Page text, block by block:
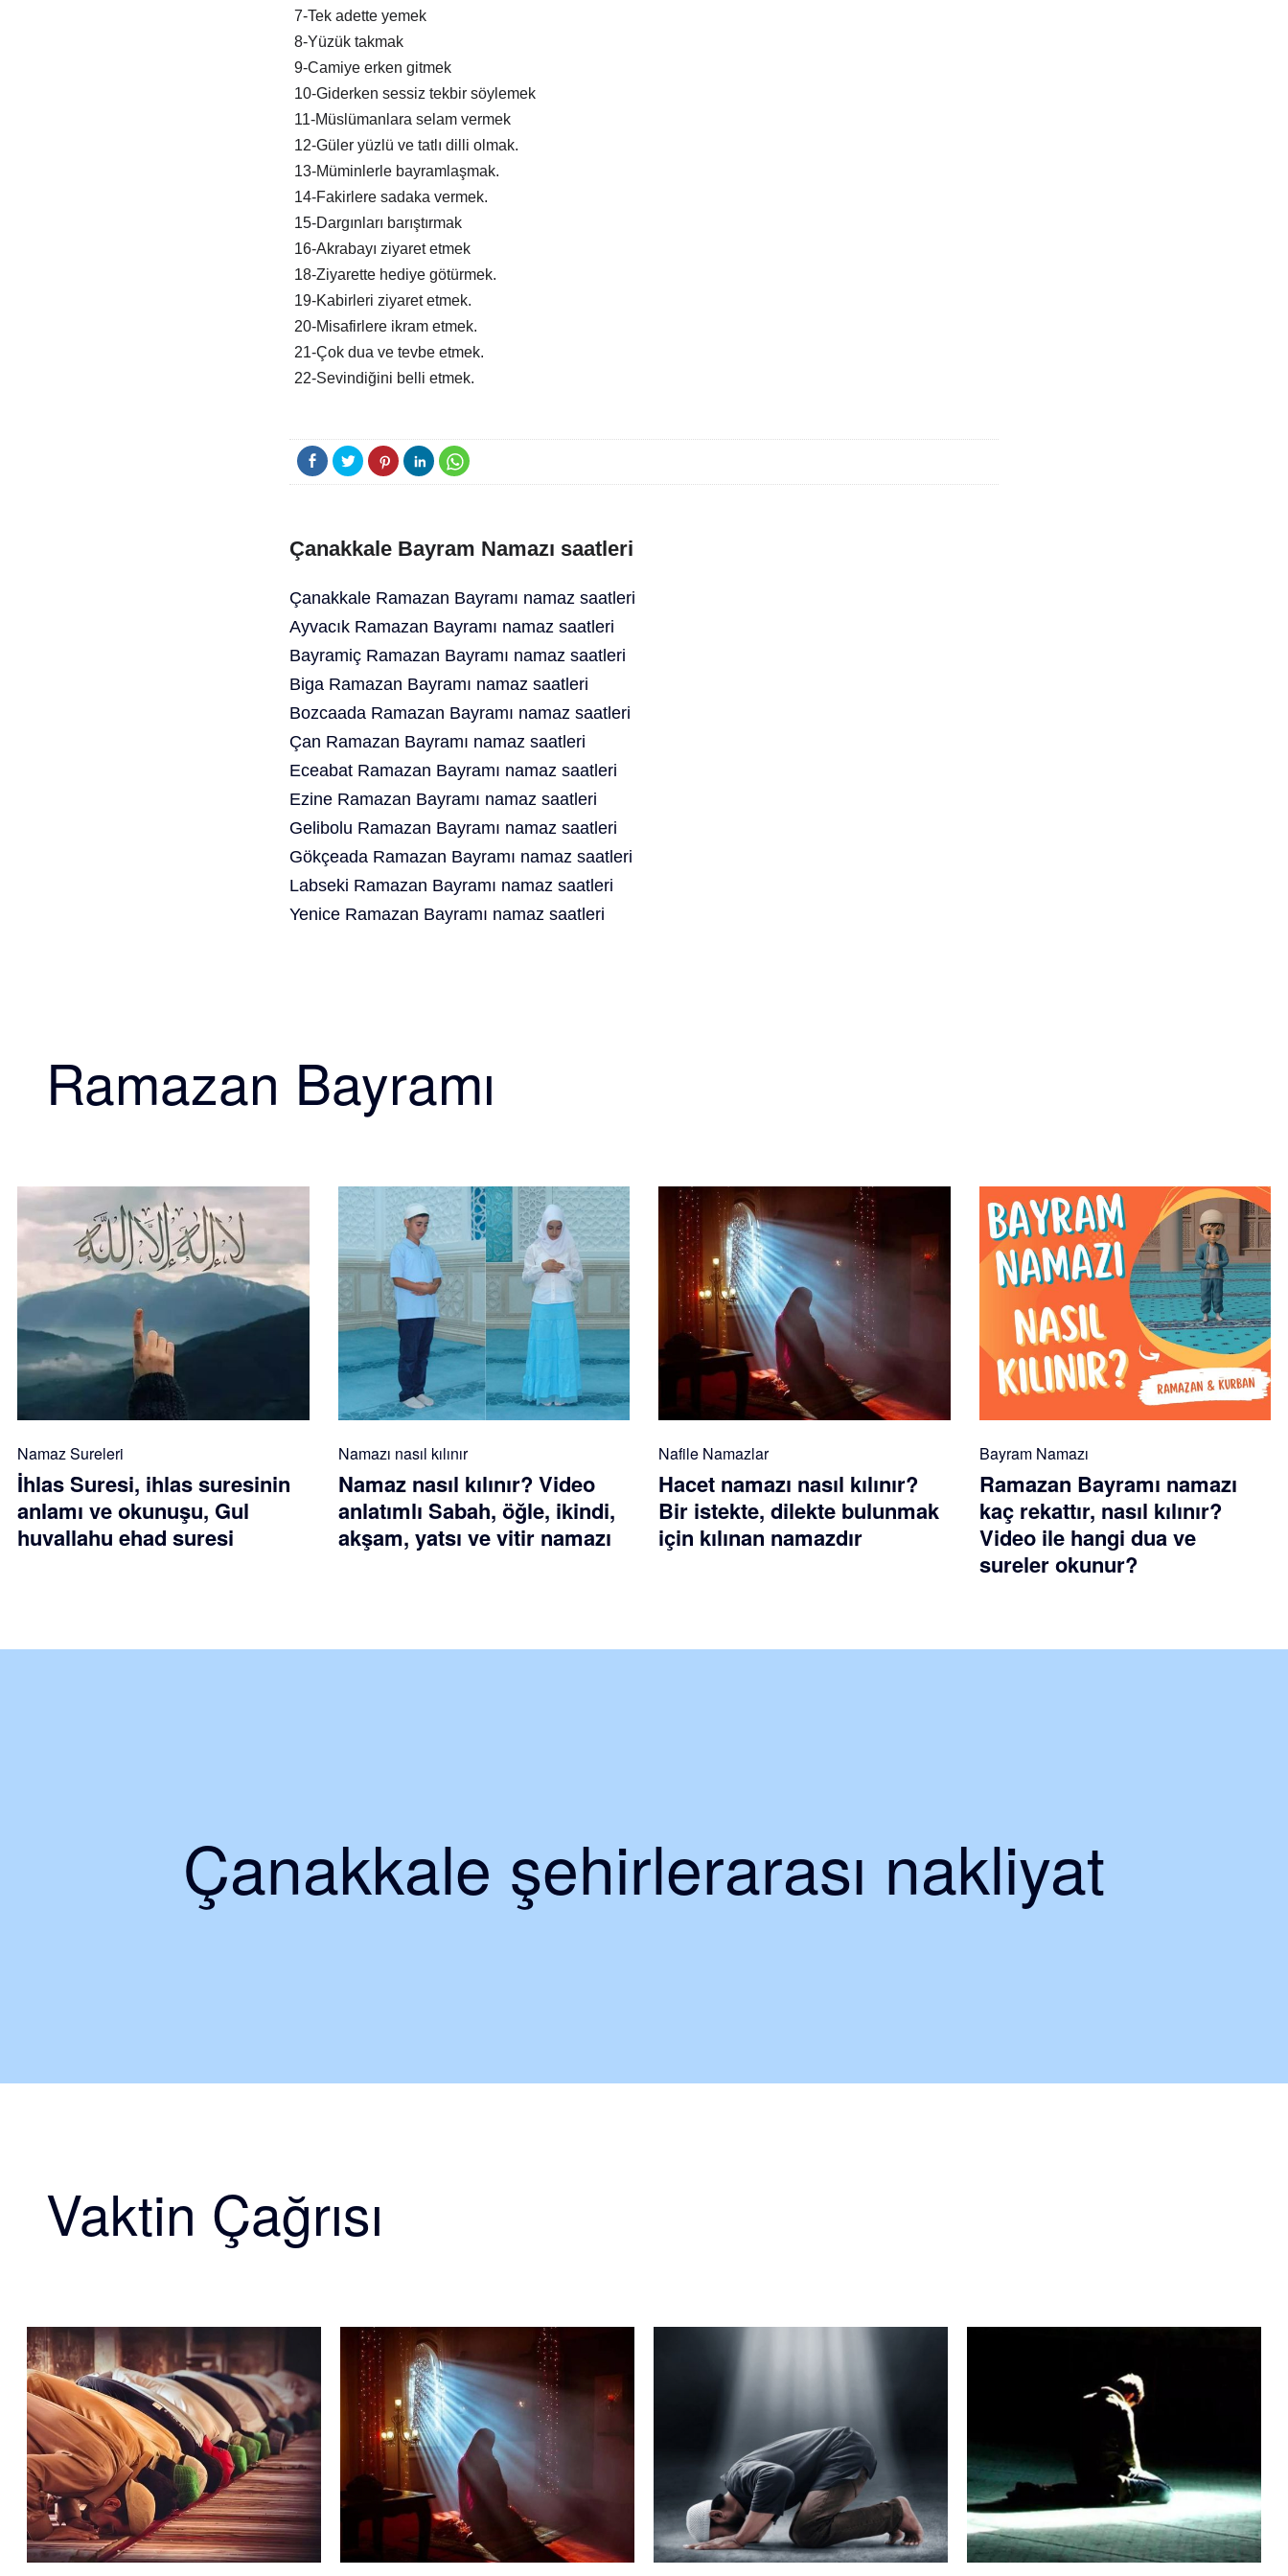
7-Tek adette yemek
8-Yüzük takmak
9-Camiye erken gitmek
10-Giderken sessiz tekbir söylemek
11-Müslümanlara selam vermek
12-Güler yüzlü ve tatlı dilli olmak.
13-Müminlerle bayramlaşmak.
14-Fakirlere sadaka vermek.
15-Dargınları barıştırmak
16-Akrabayı ziyaret etmek
18-Ziyarette hediye götürmek.
19-Kabirleri ziyaret etmek.
20-Misafirlere ikram etmek.
21-Çok dua ve tevbe etmek.
22-Sevindiğini belli etmek.
Çanakkale Bayram Namazı saatleri
Çanakkale Ramazan Bayramı namaz saatleri
Ayvacık Ramazan Bayramı namaz saatleri
Bayramiç Ramazan Bayramı namaz saatleri
Biga Ramazan Bayramı namaz saatleri
Bozcaada Ramazan Bayramı namaz saatleri
Çan Ramazan Bayramı namaz saatleri
Eceabat Ramazan Bayramı namaz saatleri
Ezine Ramazan Bayramı namaz saatleri
Gelibolu Ramazan Bayramı namaz saatleri
Gökçeada Ramazan Bayramı namaz saatleri
Labseki Ramazan Bayramı namaz saatleri
Yenice Ramazan Bayramı namaz saatleri
Ramazan Bayramı
Namaz Sureleri
İhlas Suresi, ihlas suresinin
anlamı ve okunuşu, Gul
huvallahu ehad suresi
Namazı nasıl kılınır
Namaz nasıl kılınır? Video
anlatımlı Sabah, öğle, ikindi,
akşam, yatsı ve vitir namazı
Nafile Namazlar
Hacet namazı nasıl kılınır?
Bir istekte, dilekte bulunmak
için kılınan namazdır
Bayram Namazı
Ramazan Bayramı namazı
kaç rekattır, nasıl kılınır?
Video ile hangi dua ve
sureler okunur?
Çanakkale şehirlerarası nakliyat
Vaktin Çağrısı